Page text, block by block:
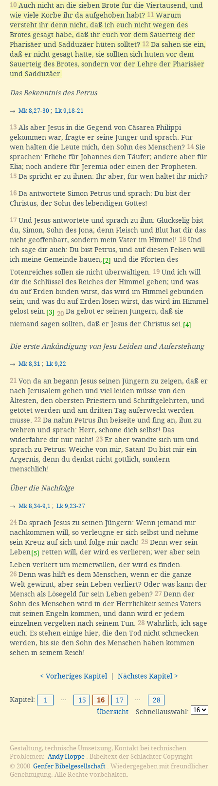
10 Auch nicht an die sieben Brote für die Viertausend, und
wie viele Körbe ihr da aufgehoben habt? 11 Warum
versteht ihr denn nicht, daß ich euch nicht wegen des
Brotes gesagt habe, daß ihr euch vor dem Sauerteig der
Pharisäer und Sadduzäer hüten solltet? 12 Da sahen sie ein,
daß er nicht gesagt hatte, sie sollten sich hüten vor dem
Sauerteig des Brotes, sondern vor der Lehre der Pharisäer
und Sadduzäer.
Das Bekenntnis des Petrus
→ Mk 8,27-30 ; Lk 9,18-21
13 Als aber Jesus in die Gegend von Cäsarea Philippi
gekommen war, fragte er seine Jünger und sprach: Für
wen halten die Leute mich, den Sohn des Menschen? 14Sie
sprachen: Etliche für Johannes den Täufer; andere aber für
Elia; noch andere für Jeremia oder einen der Propheten.
15 Da spricht er zu ihnen: Ihr aber, für wen haltet ihr mich?
16 Da antwortete Simon Petrus und sprach: Du bist der
Christus, der Sohn des lebendigen Gottes!
17 Und Jesus antwortete und sprach zu ihm: Glückselig bist
du, Simon, Sohn des Jona; denn Fleisch und Blut hat dir das
nicht geoffenbart, sondern mein Vater im Himmel! 18 Und
ich sage dir auch: Du bist Petrus, und auf diesen Felsen will
ich meine Gemeinde bauen, [2] und die Pforten des
Totenreiches sollen sie nicht überwältigen. 19 Und ich will
dir die Schlüssel des Reiches der Himmel geben; und was
du auf Erden binden wirst, das wird im Himmel gebunden
sein; und was du auf Erden lösen wirst, das wird im Himmel
gelöst sein. [3] 20 Da gebot er seinen Jüngern, daß sie
niemand sagen sollten, daß er Jesus der Christus sei. [4]
Die erste Ankündigung von Jesu Leiden und Auferstehung
→ Mk 8,31 ; Lk 9,22
21 Von da an begann Jesus seinen Jüngern zu zeigen, daß er
nach Jerusalem gehen und viel leiden müsse von den
Ältesten, den obersten Priestern und Schriftgelehrten, und
getötet werden und am dritten Tag auferweckt werden
müsse. 22 Da nahm Petrus ihn beiseite und fing an, ihm zu
wehren und sprach: Herr, schone dich selbst! Das
widerfahre dir nur nicht! 23 Er aber wandte sich um und
sprach zu Petrus: Weiche von mir, Satan! Du bist mir ein
Ärgernis; denn du denkst nicht göttlich, sondern
menschlich!
Über die Nachfolge
→ Mk 8,34-9,1 ; Lk 9,23-27
24Da sprach Jesus zu seinen Jüngern: Wenn jemand mir
nachkommen will, so verleugne er sich selbst und nehme
sein Kreuz auf sich und folge mir nach! 25 Denn wer sein
Leben [5] retten will, der wird es verlieren; wer aber sein
Leben verliert um meinetwillen, der wird es finden.
26 Denn was hilft es dem Menschen, wenn er die ganze
Welt gewinnt, aber sein Leben verliert? Oder was kann der
Mensch als Lösegeld für sein Leben geben? 27 Denn der
Sohn des Menschen wird in der Herrlichkeit seines Vaters
mit seinen Engeln kommen, und dann wird er jedem
einzelnen vergelten nach seinem Tun. 28 Wahrlich, ich sage
euch: Es stehen einige hier, die den Tod nicht schmecken
werden, bis sie den Sohn des Menschen haben kommen
sehen in seinem Reich!
< Vorheriges Kapitel Nächstes Kapitel >
Kapitel: 1 ··· 15 16 17 ···
28
Übersicht · Schnellauswahl:
Gestaltung, technische Umsetzung, Kontakt bei technischen
Problemen: Andy Hoppe . Bibeltext der Schlachter Copyright
© 2000 Genfer Bibelgesellschaft . Wiedergegeben mit freundlicher
Genehmigung. Alle Rechte vorbehalten.